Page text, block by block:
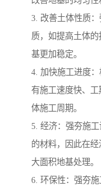
3. 改善土体性质
质，如提高土体
基更加稳定。
4. 加快施工进度
有施工速度快、
体施工周期。
5. 经济：强夯施
的材料，因此在
大面积地基处理。
6. 环保性：强夯